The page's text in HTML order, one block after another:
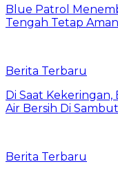
Blue Patrol
Tengah Tetap Aman
Berita Terbaru
Di Saat
Air Bersih Di
Berita Terbaru